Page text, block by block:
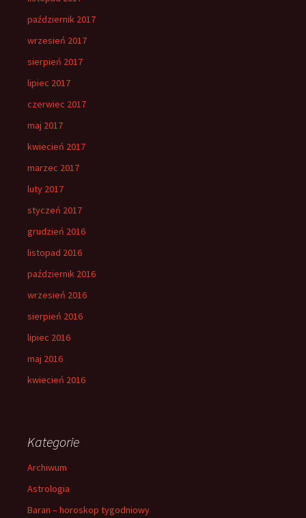
październik 2017
wrzesień 2017
sierpień 2017
lipiec 2017
czerwiec 2017
maj 2017
kwiecień 2017
marzec 2017
luty 2017
styczeń 2017
grudzień 2016
listopad 2016
październik 2016
wrzesień 2016
sierpień 2016
lipiec 2016
maj 2016
kwiecień 2016
Kategorie
Archiwum
Astrologia
Baran – horoskop tygodniowy